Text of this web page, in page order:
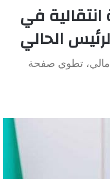
في
الحالي
مالي، تطوي صفحة